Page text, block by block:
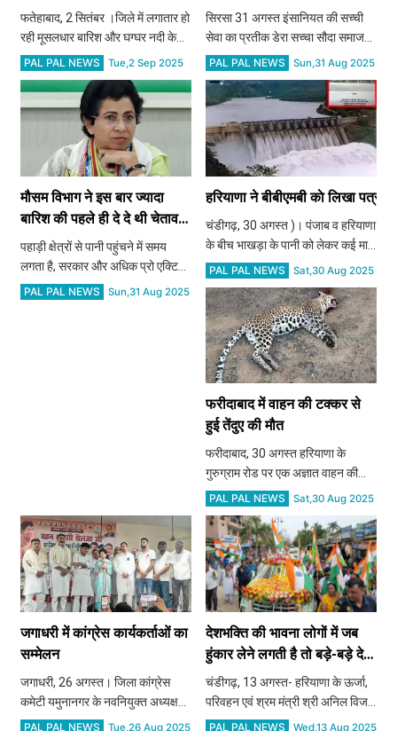
पुलिस अलर्ट मोड में, तीननात ​​​​​​​
फतेहाबाद, 2 सितंबर ।जिले में लगातार हो
रही मूसलधार बारिश और घग्घर नदी के
बढ़ते जलस्तर के कारण संभावित बाढ़ की
अलर्ट मोड पर है। ऐसे हालात में पुलिस
अधीक्षक सिद्धांत
PAL PAL NEWS Tue,2 Sep 2025
जगहों पर आई बाढ़ पीड़ितों के लिए
की प्रार्थना
सिरसा 31 अगस्त इंसानियत की सच्ची
सेवा का प्रतीक डेरा सच्चा सौदा समाज
भलाई के कार्यो में सदैव अग्रणी रहता है ।
कहीं भी आती है , डेरा सच्चा सौदा की साध
PAL PAL NEWS Sun,31 Aug 2025
मौसम विभाग ने इस बार ज्यादा
बारिश की पहले ही दे दे थी चेतावनी
पर नहीं जागी भाजपा सरकार:
कुमारी सैलजा
पहाड़ी क्षेत्रों से पानी पहुंचने में समय
लगता है, सरकार और अधिक प्रो एक्टिव
होकर कर सकती थी काम
PAL PAL NEWS Sun,31 Aug 2025
हरियाणा ने बीबीएमबी काे लिखा
चंडीगढ़, 30 अगस्त )। पंजाब व हरियाणा
के बीच भाखड़ा के पानी को लेकर कई माह
से चल रहे विवाद ने उस समय नया मोड़ ले
प्रबंधन बोर्ड (बीबीएमबी) और पंजाब
सरकार को पत्र लिखकर प
PAL PAL NEWS Sat,30 Aug 2025
फरीदाबाद में वाहन की टक्कर से
हुई तेंदुए की मौत
फरीदाबाद, 30 अगस्त हरियाणा के
गुरुग्राम रोड पर एक अज्ञात वाहन की
टक्कर से तेंदुए की मौत हो गई। घटना की
जानकारी स्थानीय लोगों ने पुलिस को दी,
जिसके बाद वन विभाग की टीम मौके पर
पहुंची और तेंदुए के शव क
PAL PAL NEWS Sat,30 Aug 2025
जगाधरी में कांग्रेस कार्यकर्ताओं का
सम्मेलन
जगाधरी, 26 अगस्त। जिला कांग्रेस
कमेटी यमुनानगर के नवनियुक्त अध्यक्ष
नरपाल गुर्जर (ग्रामीण) एवं देवेन्द्र सिंह
PAL PAL NEWS Tue,26 Aug 2025
देशभक्ति की भावना लोगों में जब
हुंकार लेने लगती है तो बड़े-बड़े देश
के दुश्मन डरकर भाग जाते हैं -
ऊर्जा, परिवहन एवं श्रम मंत्री
अनिल विज
चंडीगढ़, 13 अगस्त- हरियाणा के ऊर्जा,
परिवहन एवं श्रम मंत्री श्री अनिल विज
ने कहा कि देश भक्ति की भावना जब लोगों
PAL PAL NEWS Wed,13 Aug 2025